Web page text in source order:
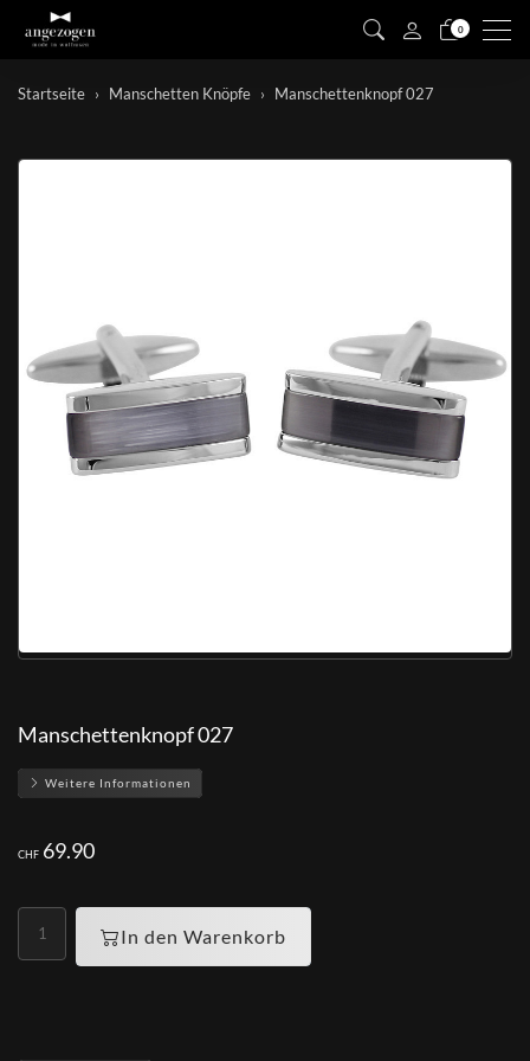
0
Startseite Manschetten Knöpfe Manschettenknopf 027
Manschettenknopf 027
Weitere Informationen
CHF 69.90
In den Warenkorb